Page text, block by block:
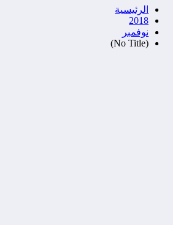
الرئيسية
2018
نوفمبر
(No Title)